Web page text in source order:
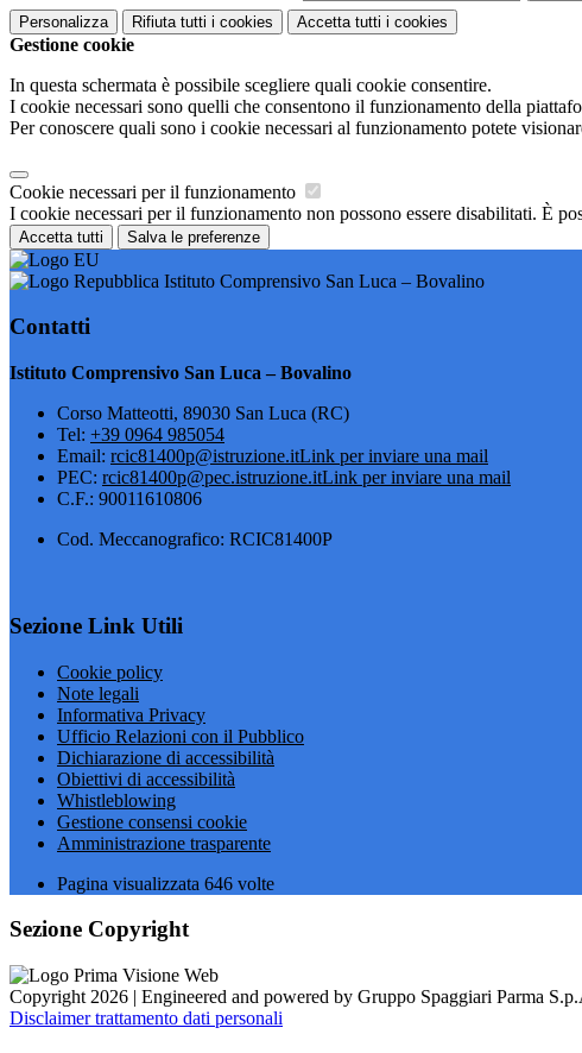
Personalizza Rifiuta tutti i cookies Accetta tutti i cookies
Gestione cookie
In questa schermata è possibile scegliere quali cookie consentire.
I cookie necessari sono quelli che consentono il funzionamento della
Per conoscere quali sono i cookie necessari al funzionamento potete
Cookie necessari per il funzionamento
I cookie necessari per il funzionamento non possono essere disabilitati. È
Accetta tutti Salva le preferenze
Istituto Comprensivo San Luca – Bovalino
Contatti
Istituto Comprensivo San Luca – Bovalino
Corso Matteotti, 89030 San Luca (RC)
Tel: +39 0964 985054
Email: rcic81400p@istruzione.itLink per inviare una mail
PEC: rcic81400p@pec.istruzione.itLink per inviare una mail
C.F.: 90011610806
Cod. Meccanografico: RCIC81400P
Sezione Link Utili
Cookie policy
Note legali
Informativa Privacy
Ufficio Relazioni con il Pubblico
Dichiarazione di accessibilità
Obiettivi di accessibilità
Whistleblowing
Gestione consensi cookie
Amministrazione trasparente
Pagina visualizzata 646 volte
Sezione Copyright
Copyright 2026 | Engineered and powered by Gruppo Spaggiari Parma
Disclaimer trattamento dati personali